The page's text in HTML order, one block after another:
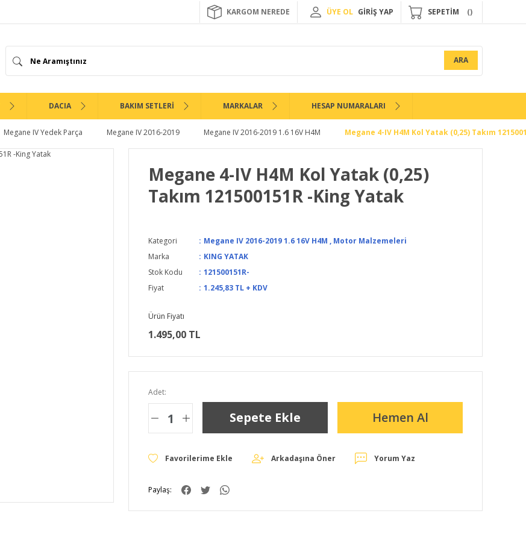
KARGOM NEREDE ÜYE OL GİRİŞ YAP SEPETİM
ARA
DACIA BAKIM SETLERİ MARKALAR HESAP NUMARALARI
Megane IV Yedek Parça Megane IV 2016-2019 Megane IV 2016-2019 1.6 16V H4M Megane 4-IV H4M Kol Yatak (0,25) Takım
Megane 4-IV H4M Kol Yatak (0,25)
Takım 121500151R -King Yatak
Kategori Megane IV 2016-2019 1.6 16V H4M , Motor Malzemeleri
Marka
KING YATAK
Stok Kodu
121500151R-
Fiyat
1.245,83 TL + KDV
Ürün Fiyatı
1.495,00 TL
Adet:
Sepete Ekle Hemen Al
Arkadaşına Öner Yorum Yaz
Paylaş: